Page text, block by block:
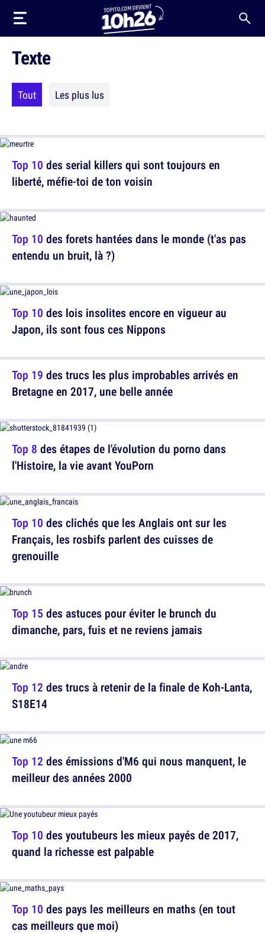
Texte
Tout Les plus lus
Top 10 des serial killers qui sont toujours en
liberté, méfie-toi de ton voisin
Top 10 des lois insolites encore en vigueur au
Japon, ils sont fous ces Nippons
Top 8 des étapes de l'évolution du porno dans
l'Histoire, la vie avant YouPorn
Top 15 des astuces pour éviter le brunch du
dimanche, pars, fuis et ne reviens jamais
Top 12 des émissions d'M6 qui nous manquent, le
meilleur des années 2000
Top 10 des pays les meilleurs en maths (en tout
cas meilleurs que moi)
Top 10 des forets hantées dans le monde (t'as pas
entendu un bruit, là ?)
Top 19 des trucs les plus improbables arrivés en
Bretagne en 2017, une belle année
Top 10 des clichés que les Anglais ont sur les
Français, les rosbifs parlent des cuisses de
grenouille
Top 12 des trucs à retenir de la finale de Koh-Lanta,
S18E14
Top 10 des youtubeurs les mieux payés de 2017,
quand la richesse est palpable